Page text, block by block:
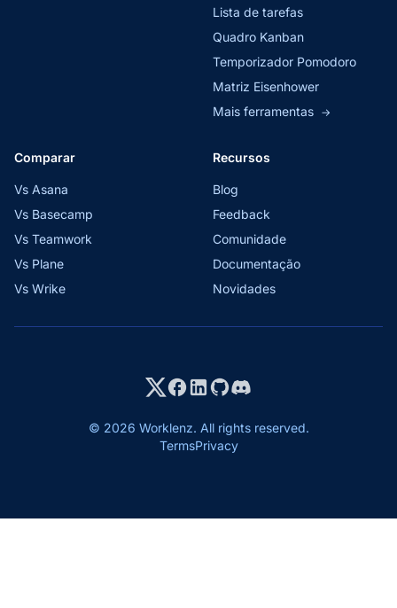
Lista de tarefas
Quadro Kanban
Temporizador Pomodoro
Matriz Eisenhower
Mais ferramentas →
Comparar
Vs Asana
Vs Basecamp
Vs Teamwork
Vs Plane
Vs Wrike
Recursos
Blog
Feedback
Comunidade
Documentação
Novidades
© 2026 Worklenz. All rights reserved.
TermsPrivacy